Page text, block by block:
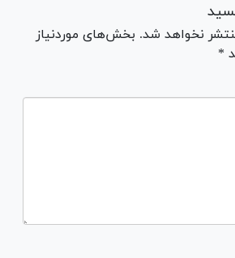
نخواهد شد. بخش‌های موردنیاز
*